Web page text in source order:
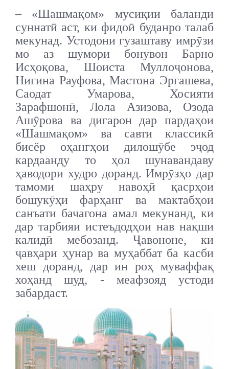
– «Шашмақом» мусиқии баланди
суннатӣ аст, ки фидоӣ буданро талаб
мекунад. Устодони гузаштаву имрӯзи
мо аз шумори бонувон Барно
Исҳоқова, Шоиста Муллоҷонова,
Нигина Рауфова, Мастона Эргашева,
Саодат Умарова, Хосияти
Зарафшонӣ, Лола Азизова, Озода
Ашӯрова ва дигарон дар пардаҳои
«Шашмақом» ва савти классикӣ
бисёр оҳангҳои дилошӯбе эҷод
кардаанду то ҳол шунавандаву
ҳаводори худро доранд. Имрӯзҳо дар
тамоми шаҳру навоҳӣ қасрҳои
бошукӯҳи фарҳанг ва мактабҳои
санъати бачагона амал мекунанд, ки
дар тарбияи истеъдодҳои нав нақши
калидӣ мебозанд. Ҷавононе, ки
ҷавҳари ҳунар ва муҳаббат ба касби
хеш доранд, дар ин роҳ муваффақ
хоҳанд шуд, - меафзояд устоди
забардаст.